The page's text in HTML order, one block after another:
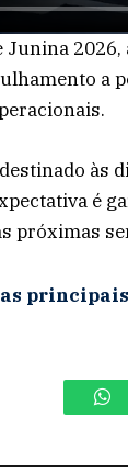
a
às
é
próximas